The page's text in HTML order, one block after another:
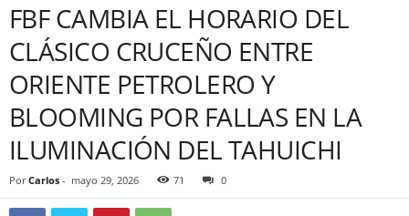
FBF CAMBIA EL HORARIO DEL
CLÁSICO CRUCEÑO ENTRE
ORIENTE PETROLERO Y
BLOOMING POR FALLAS EN LA
ILUMINACIÓN DEL TAHUICHI
Por Carlos - mayo 29, 2026 71 0